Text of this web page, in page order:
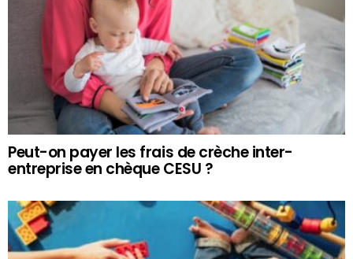
Peut-on payer les frais de crèche inter-
entreprise en chèque CESU ?